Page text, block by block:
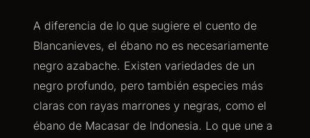
A diferencia de lo que sugiere el cuento de
Blancanieves, el ébano no es necesariamente
negro azabache. Existen variedades de un
negro profundo, pero también especies más
claras con rayas marrones y negras, como el
ébano de Macasar de Indonesia. Lo que une a